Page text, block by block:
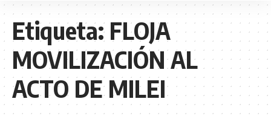
Etiqueta: FLOJA
MOVILIZACIÓN AL
ACTO DE MILEI